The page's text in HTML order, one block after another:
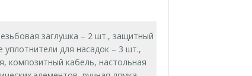
заглушка – 2 шт., защитный
для насадок – 3 шт.,
композитный кабель, настольная